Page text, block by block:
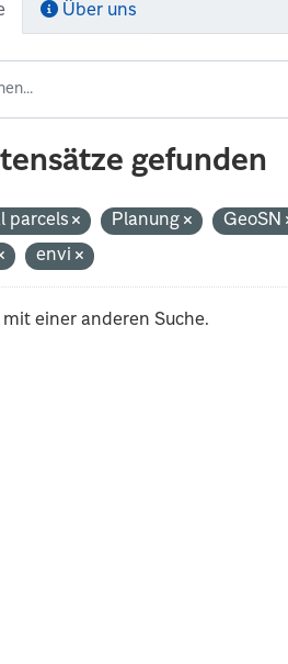
Über uns
gefunden
parcels Planung GeoSN
envi
mit einer anderen Suche.